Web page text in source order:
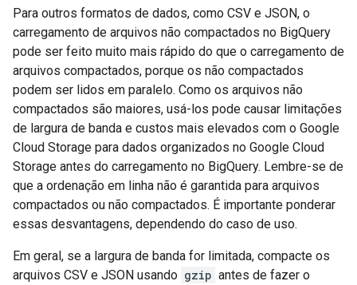
Para outros formatos de dados, como CSV e JSON, o
carregamento de arquivos não compactados no BigQuery
pode ser feito muito mais rápido do que o carregamento de
arquivos compactados, porque os não compactados
podem ser lidos em paralelo. Como os arquivos não
compactados são maiores, usá-los pode causar limitações
de largura de banda e custos mais elevados com o Google
Cloud Storage para dados organizados no Google Cloud
Storage antes do carregamento no BigQuery. Lembre-se de
que a ordenação em linha não é garantida para arquivos
compactados ou não compactados. É importante ponderar
essas desvantagens, dependendo do caso de uso.
Em geral, se a largura de banda for limitada, compacte os
arquivos CSV e JSON usando gzip antes de fazer o